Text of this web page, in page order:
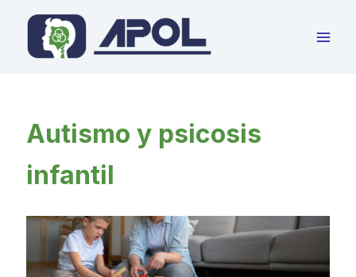
contenido
Autismo y psicosis
infantil